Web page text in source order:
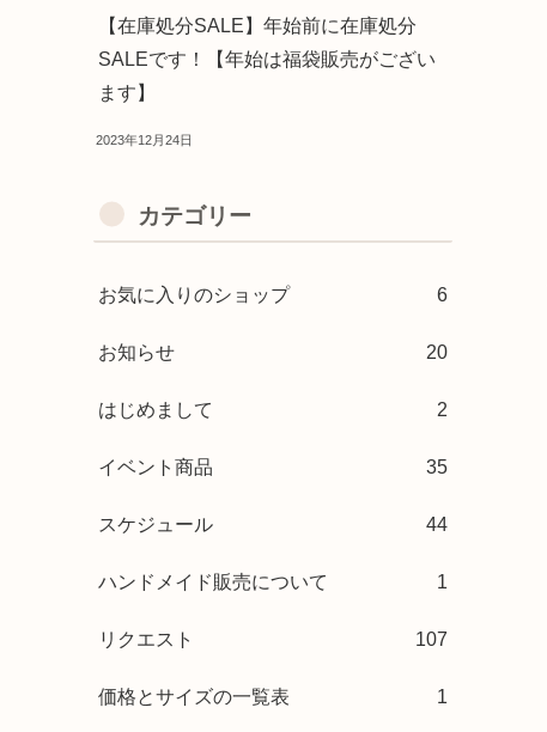
【在庫処分SALE】年始前に在庫処分
SALEです！【年始は福袋販売がござい
ます】
2023年12月24日
カテゴリー
お気に入りのショップ 6
お知らせ 20
はじめまして 2
イベント商品 35
スケジュール 44
ハンドメイド販売について 1
リクエスト 107
価格とサイズの一覧表 1